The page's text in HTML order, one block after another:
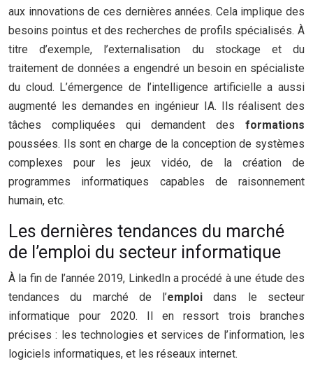
aux innovations de ces dernières années. Cela implique des
besoins pointus et des recherches de profils spécialisés. À
titre d’exemple, l’externalisation du stockage et du
traitement de données a engendré un besoin en spécialiste
du cloud. L’émergence de l’intelligence artificielle a aussi
augmenté les demandes en ingénieur IA. Ils réalisent des
tâches compliquées qui demandent des formations
poussées. Ils sont en charge de la conception de systèmes
complexes pour les jeux vidéo, de la création de
programmes informatiques capables de raisonnement
humain, etc.
Les dernières tendances du marché
de l’emploi du secteur informatique
À la fin de l’année 2019, LinkedIn a procédé à une étude des
tendances du marché de l’emploi dans le secteur
informatique pour 2020. Il en ressort trois branches
précises : les technologies et services de l’information, les
logiciels informatiques, et les réseaux internet.